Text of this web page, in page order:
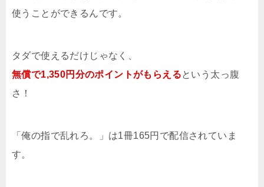
使うことができるんです。
タダで使えるだけじゃなく、
無償で1,350円分のポイントがもらえるという太っ腹
さ！
「俺の指で乱れろ。」は1冊165円で配信されていま
す。